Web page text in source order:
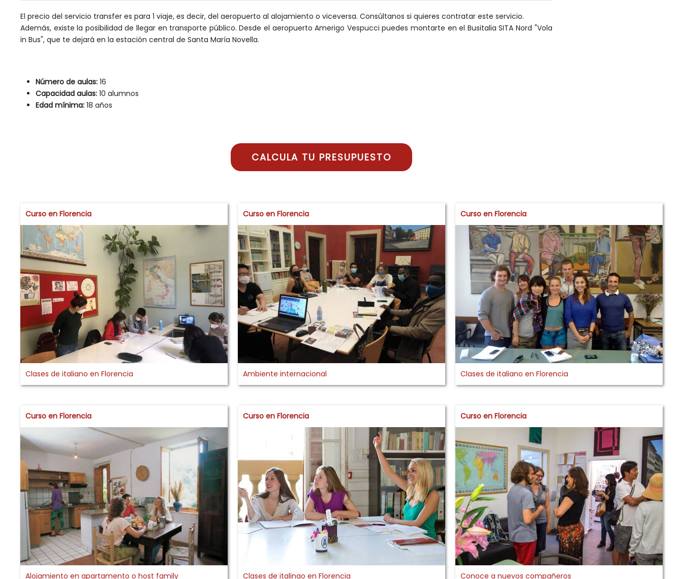
El precio del servicio transfer es para 1 viaje, es decir, del aeropuerto al alojamiento o viceversa. Consúltanos si quieres contratar este servicio.
Además, existe la posibilidad de llegar en transporte público. Desde el aeropuerto Amerigo Vespucci puedes montarte en el Busitalia SITA Nord "Vola
in Bus", que te dejará en la estación central de Santa María Novella.
Número de aulas: 16
Capacidad aulas: 10 alumnos
Edad mínima: 18 años
Curso en Florencia
Clases de italiano en Florencia
Curso en Florencia
Ambiente internacional
Curso en Florencia
Clases de italiano en Florencia
Curso en Florencia
Alojamiento en apartamento o host family
Curso en Florencia
Clases de italinao en Florencia
Curso en Florencia
Conoce a nuevos compañeros